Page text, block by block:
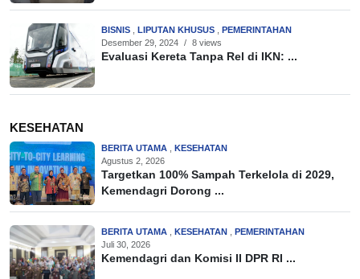
BISNIS LIPUTAN KHUSUS
PEMERINTAHAN
Desember 29, 2024 / 8 views
Evaluasi Kereta Tanpa Rel di IKN: ...
KESEHATAN
BERITA UTAMA
KESEHATAN
Agustus 2, 2026
Targetkan 100% Sampah Terkelola di 2029,
Kemendagri Dorong ...
BERITA UTAMA KESEHATAN
PEMERINTAHAN
Juli 30, 2026
Kemendagri dan Komisi II DPR RI ...